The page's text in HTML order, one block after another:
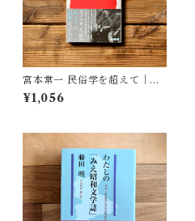
宮本常一 民俗学を超えて｜木
村 哲也
¥1,056